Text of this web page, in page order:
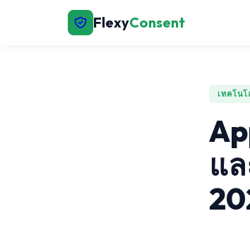
FlexyConsent
เทคโนโ
แ